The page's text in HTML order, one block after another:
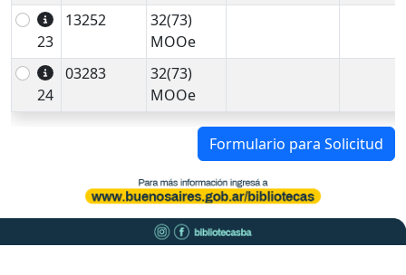
23
13252
32(73)
MOOe
24
03283
32(73)
MOOe
Formulario para Solicitud